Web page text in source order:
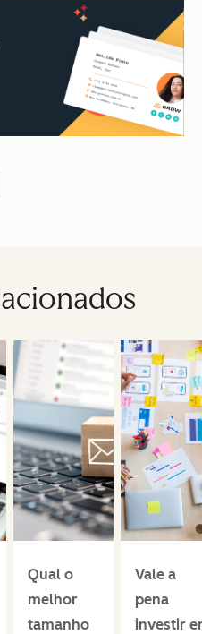
Qual o
melhor
tamanho
Vale a
pena
investir